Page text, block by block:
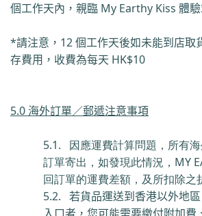
個工作天內 ，親臨 My Earthy Kiss 體
*請注意， 12個工作天後如未能到店取
存費用，收費為每天 HK$10
5.0 海外訂單／郵遞注意事項
5.1. 因應運費計算問題，所有
訂單寄出，如發現此情況，MY
回訂單的運費差額，及所扣除之
5.2. 若貨品運送到香港以外地